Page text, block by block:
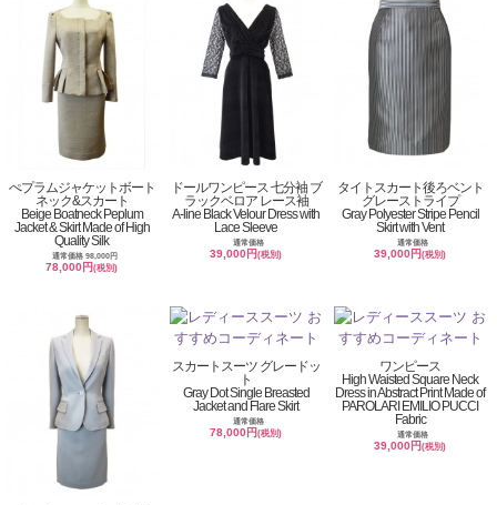
ぺプラムジャケットボート
ネック&スカート
Beige Boatneck Peplum
Jacket & Skirt Made of High
Quality Silk
通常価格 98,000円
78,000円(税別)
ドールワンピース 七分袖 ブ
ラックベロア レース袖
A-line Black Velour Dress with
Lace Sleeve
通常価格
39,000円(税別)
タイトスカート後ろベント
グレーストライプ
Gray Polyester Stripe Pencil
Skirt with Vent
通常価格
39,000円(税別)
スカートスーツ グレードッ
ト
Gray Dot Single Breasted
Jacket and Flare Skirt
通常価格
78,000円(税別)
ワンピース
High Waisted Square Neck
Dress in Abstract Print Made of
PAROLARI EMILIO PUCCI
Fabric
通常価格
39,000円(税別)